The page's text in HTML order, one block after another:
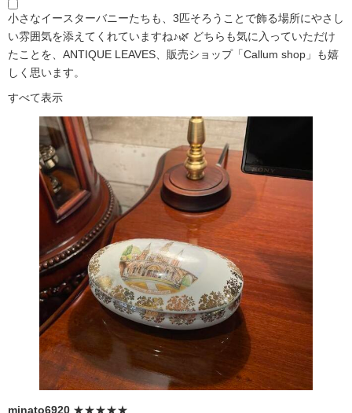
小さなイースターバニーたちも、3匹そろうことで飾る場所にやさし
い雰囲気を添えてくれていますね♪🌿 どちらも気に入っていただけ
たことを、ANTIQUE LEAVES、販売ショップ「Callum shop」も嬉
しく思います。
すべて表示
minato6920 ★★★★★